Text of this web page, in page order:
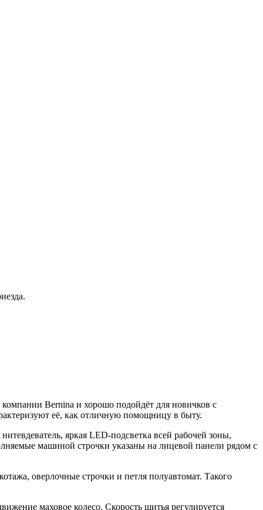
Bernina и хорошо подойдёт для новичков с
её, как отличную помощницу в быту.
яркая LED-подсветка всей рабочей зоны,
машиной строчки указаны на лицевой панели рядом с
оверлочные строчки и петля полуавтомат. Такого
маховое колесо. Скорость шитья регулируется